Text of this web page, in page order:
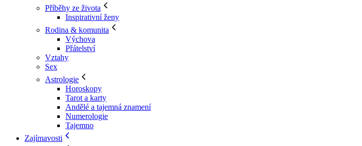
Příběhy ze života
Inspirativní ženy
Rodina & komunita
Výchova
Přátelství
Vztahy
Sex
Astrologie
Horoskopy
Tarot a karty
Andělé a tajemná znamení
Numerologie
Tajemno
Zajímavosti